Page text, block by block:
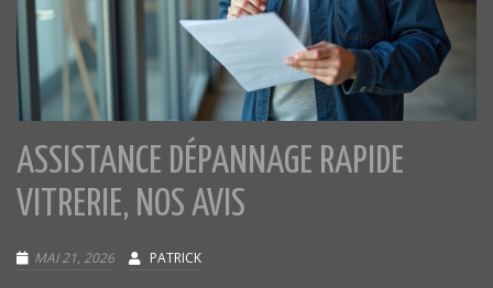
ASSISTANCE DÉPANNAGE RAPIDE
VITRERIE, NOS AVIS
MAI 21, 2026 PATRICK